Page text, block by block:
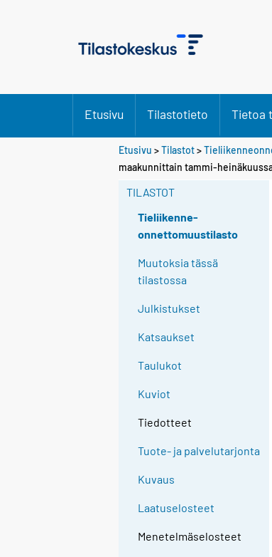
Etusivu Tilastotieto Tietoa
Etusivu >Tilastot>
maakunnittain tammi-
TILASTOT
Tieliikenne-
onnettomuustilasto
Muutoksia tässä
tilastossa
Julkistukset
Katsaukset
Taulukot
Kuviot
Tiedotteet
Tuote- ja palvelutarjonta
Kuvaus
Laatuselosteet
Menetelmäselosteet